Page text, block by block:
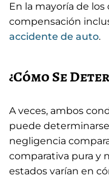
En la mayoría de los
compensación
accidente de auto.
¿Cómo Se
A veces, ambos
puede
negligencia
comparativa pura y
estados varían en